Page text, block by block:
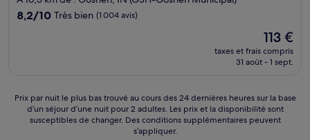
8.2
8,2/10 Très bien (1 004 avis)
Le
nouveau
prix
113 €
113 €
taxes et frais compris
31 août - 1 sept.
Prix
Prix par nuit le plus bas trouvé au cours des 24 dernières heures sur la base
d’un séjour d’une nuit pour 2 adultes. Les prix et la disponibilité sont
susceptibles de changer. Des conditions supplémentaires peuvent
s’appliquer.